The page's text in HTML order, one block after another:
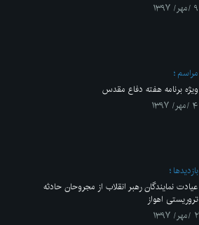
۹ /مهر/ ۱۳۹۷
مراسم
ویژه برنامه هفته دفاع مقدس
۴ /مهر/ ۱۳۹۷
بازديدها
عیادت نمایندگان رهبر انقلاب از مجروحان حادثه
تروریستی اهواز
۲ /مهر/ ۱۳۹۷